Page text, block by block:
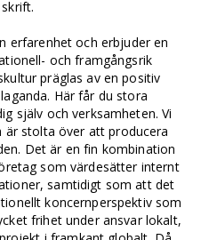
erfarenhet och erbjuder en
och framgångsrik
präglas av en positiv
Här får du stora
själv och verksamheten. Vi
är stolta över att producera
Det är en fin kombination
som värdesätter internt
samtidigt som att det
koncernperspektiv som
frihet under ansvar lokalt,